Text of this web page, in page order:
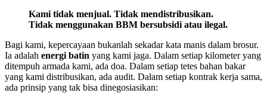
Kami tidak menjual. Tidak mendistribusikan.
Tidak menggunakan BBM bersubsidi atau ilegal.
Bagi kami, kepercayaan bukanlah sekadar kata manis dalam brosur.
Ia adalah energi batin yang kami jaga. Dalam setiap kilometer yang
ditempuh armada kami, ada doa. Dalam setiap tetes bahan bakar
yang kami distribusikan, ada audit. Dalam setiap kontrak kerja sama,
ada prinsip yang tak bisa dinegosiasikan: